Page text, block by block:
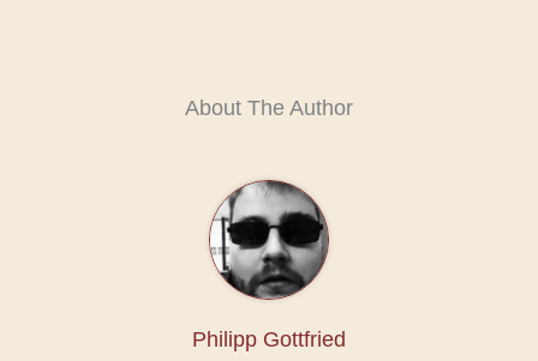
About The Author
Philipp Gottfried